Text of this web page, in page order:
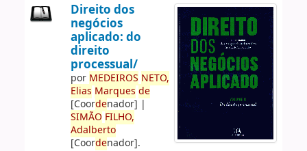
Direito dos
negócios
aplicado: do
direito
processual/
por MEDEIROS NETO,
Elias Marques de
[Coordenador] |
SIMÃO FILHO,
Adalberto
[Coordenador].